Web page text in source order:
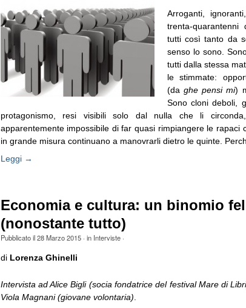
Arroganti,
trenta-
tutti così tanto da
senso lo sono.
tutti dalla stessa
le stimmate:
(da ghe pensi mi)
Sono cloni deboli,
protagonismo, resi visibili solo dal nulla che li
apparentemente impossibile di far quasi rimpiangere le rapaci
in grande misura continuano a manovrarli dietro le quinte.
Leggi →
Economia e cultura: un binomio
(nonostante tutto)
Pubblicato il28 Marzo 2015· in Interviste·
diLorenza Ghinelli
Intervista ad Alice Bigli (socia fondatrice del festival Mare di
Viola Magnani (giovane volontaria)